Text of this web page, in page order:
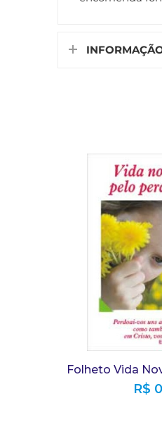
Folheto Vida
R$